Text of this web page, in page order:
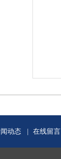
动态 在线留言